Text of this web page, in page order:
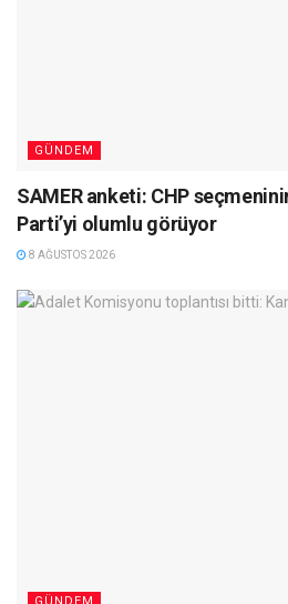
GÜNDEM
SAMER anketi: CHP
Parti’yi olumlu görüyor
8 AĞUSTOS 2026
GÜNDEM